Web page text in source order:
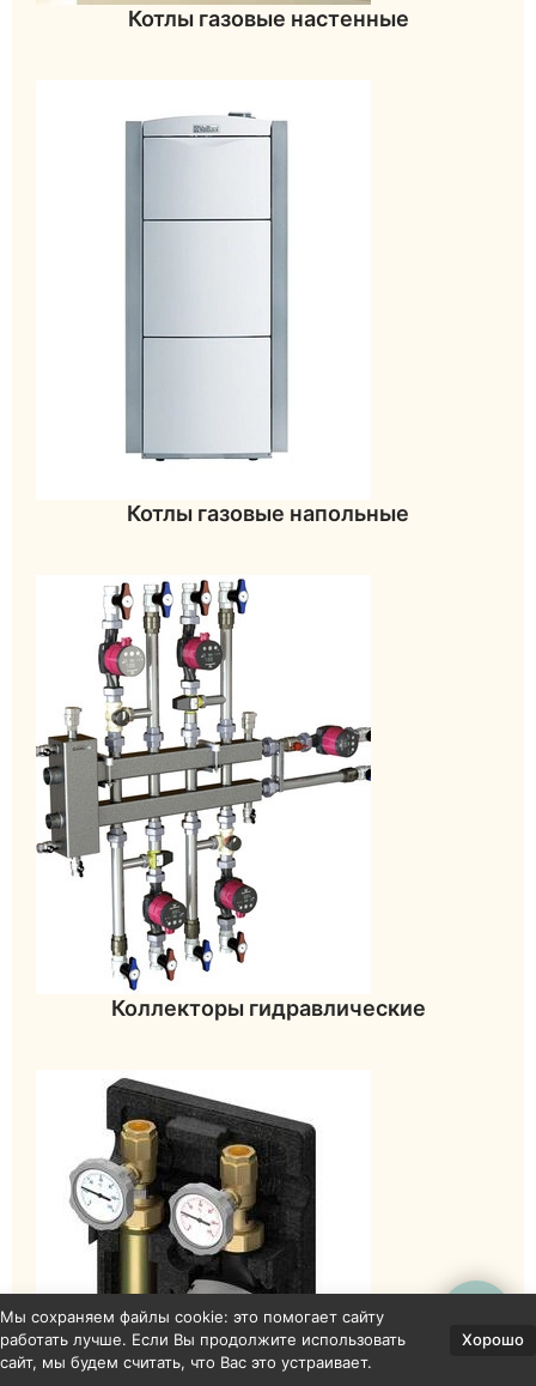
Котлы газовые настенные
Котлы газовые напольные
Коллекторы гидравлические
Мы сохраняем файлы cookie: это помогает сайту
работать лучше. Если Вы продолжите использовать
сайт, мы будем считать, что Вас это устраивает.
Хорошо